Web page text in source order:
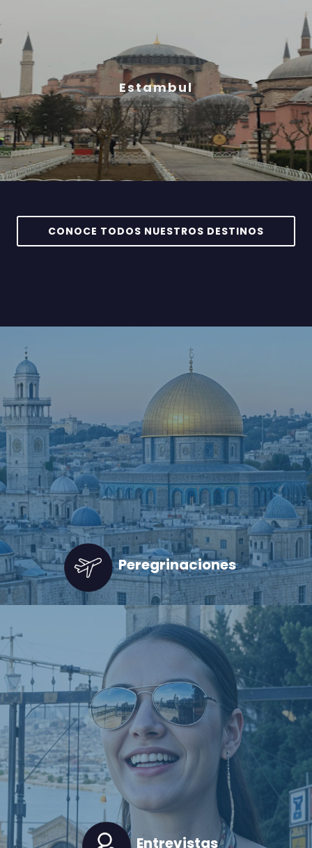
Estambul
CONOCE TODOS NUESTROS DESTINOS
Peregrinaciones
Entrevistas